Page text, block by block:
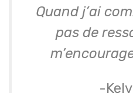
Quand j’ai
pas de
-